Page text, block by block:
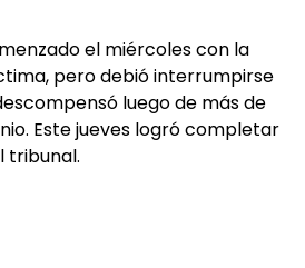
el miércoles con la
pero debió interrumpirse
luego de más de
Este jueves logró completar
tribunal.